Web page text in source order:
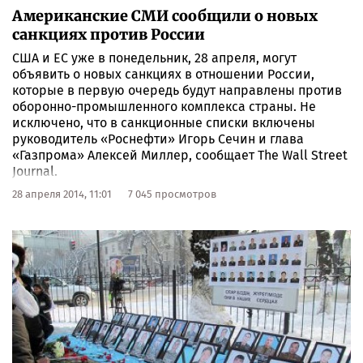
Американские СМИ сообщили о новых
санкциях против России
США и ЕС уже в понедельник, 28 апреля, могут
объявить о новых санкциях в отношении России,
которые в первую очередь будут направлены против
оборонно-промышленного комплекса страны. Не
исключено, что в санкционные списки включены
руководитель «Роснефти» Игорь Сечин и глава
«Газпрома» Алексей Миллер, сообщает The Wall Street
Journal.
28 апреля 2014, 11:01 7 045 просмотров